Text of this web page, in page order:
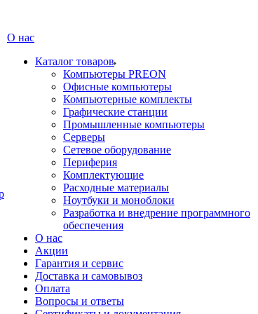
О нас
Каталог товаров
Компьютеры PREON
Офисные компьютеры
Компьютерные комплекты
Графические станции
Промышленные компьютеры
Серверы
Сетевое оборудование
Периферия
Комплектующие
Расходные материалы
Ноутбуки и моноблоки
Разработка и внедрение программного
обеспечения
О нас
Акции
Гарантия и сервис
Доставка и самовывоз
Оплата
Вопросы и ответы